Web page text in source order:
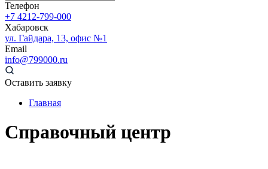
Телефон
+7 4212-799-000
Хабаровск
ул. Гайдара, 13, офис №1
Email
info@799000.ru
Оставить заявку
Главная
Справочный центр